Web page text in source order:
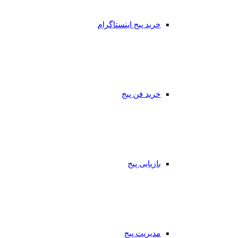
خرید پیج اینستاگرام
خرید فن پیج
بازیابی پیج
مدیریت پیج